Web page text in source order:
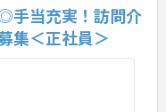
手当充実！訪問介
集＜正社員＞